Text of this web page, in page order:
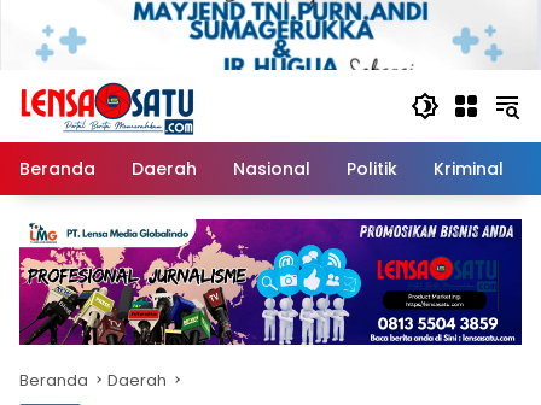
Beranda Daerah Nasional Politik Kriminal
Beranda Daerah